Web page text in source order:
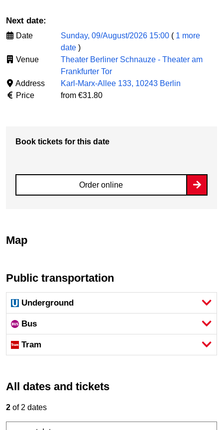
Next date:
Date Sunday, 09/August/2026 15:00 ( 1 more
date )
Venue
Theater Berliner Schnauze - Theater am
Frankfurter Tor
Address
Karl-Marx-Allee 133, 10243 Berlin
Price
from €31.80
Book tickets for this date
Order online
Map
Public transportation
Underground
Bus
Tram
All dates and tickets
2 of 2 dates